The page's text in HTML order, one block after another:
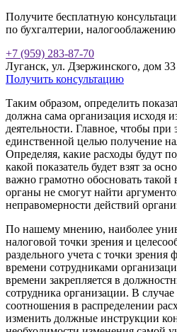
Получите бесплатную
по бухгалтерии,
+7 (959) 283-87-70
Луганск, ул. Дзержинского, дом
Получить консультацию
Таким образом, определить
должна сама организация исходя
деятельности. Главное, чтобы при
единственной целью получение
Определяя, какие расходы будут
какой показатель будет взят за
важно грамотно обосновать
органы не смогут найти
неправомерности действий
По нашему мнению, наиболее
налоговой точки зрения и
раздельного учета с точки зрения
времени сотрудниками
времени закрепляется в
сотрудника организации. В
соотношения в распределении
изменить должные инструкции